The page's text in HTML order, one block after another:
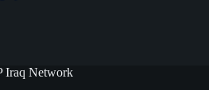
Iraq Network